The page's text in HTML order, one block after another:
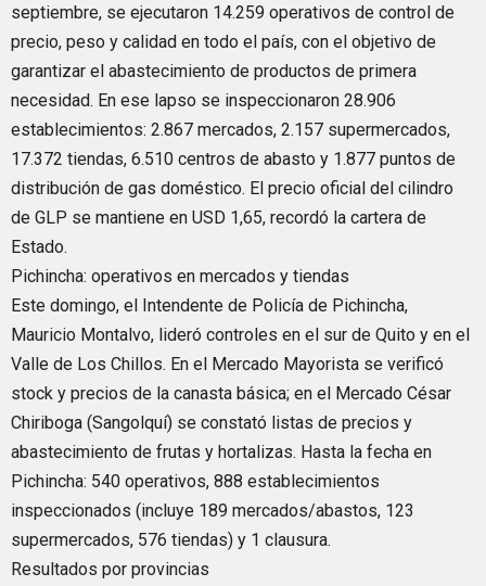
septiembre, se ejecutaron 14.259 operativos de control de
precio, peso y calidad en todo el país, con el objetivo de
garantizar el abastecimiento de productos de primera
necesidad. En ese lapso se inspeccionaron 28.906
establecimientos: 2.867 mercados, 2.157 supermercados,
17.372 tiendas, 6.510 centros de abasto y 1.877 puntos de
distribución de gas doméstico. El precio oficial del cilindro
de GLP se mantiene en USD 1,65, recordó la cartera de
Estado.
Pichincha: operativos en mercados y tiendas
Este domingo, el Intendente de Policía de Pichincha,
Mauricio Montalvo, lideró controles en el sur de Quito y en el
Valle de Los Chillos. En el Mercado Mayorista se verificó
stock y precios de la canasta básica; en el Mercado César
Chiriboga (Sangolquí) se constató listas de precios y
abastecimiento de frutas y hortalizas. Hasta la fecha en
Pichincha: 540 operativos, 888 establecimientos
inspeccionados (incluye 189 mercados/abastos, 123
supermercados, 576 tiendas) y 1 clausura.
Resultados por provincias